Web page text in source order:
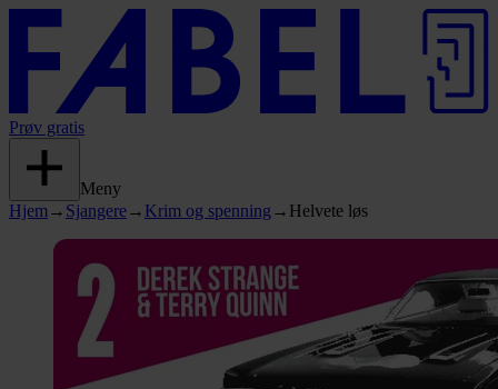
Prøv gratis
Meny
Hjem → Sjangere→ Krim og spenning → Helvete løs